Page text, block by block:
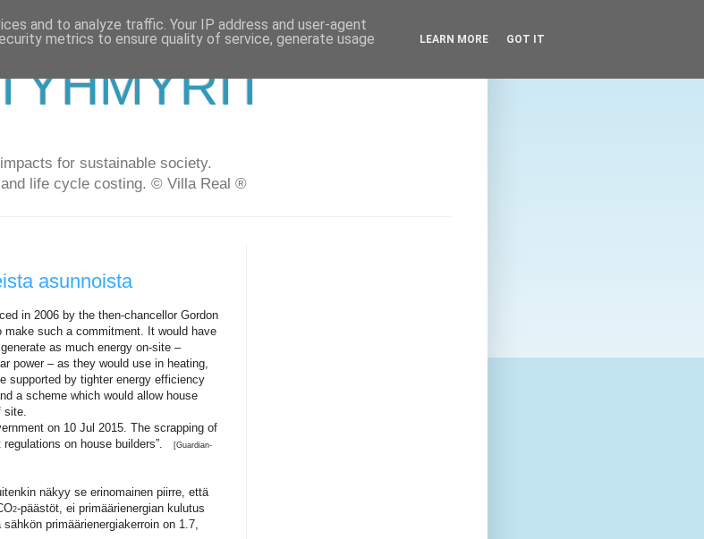
for sustainable society.
life cycle costing. © Villa Real ®
asunnoista
in 2006 by the then-chancellor Gordon
make such a commitment. It would have
as much energy on-site –
power – as they would use in heating,
supported by tighter energy efficiency
a scheme which would allow house
site.
on 10 Jul 2015. The scrapping of
on house builders”.
[Guardian-
näkyy se erinomainen piirre, että
2-päästöt, ei primäärienergian kulutus
primäärienergiakerroin on 1.7,
and to analyze traffic. Your IP address and user-agent
metrics to ensure quality of service, generate usage
LEARN MORE GOT IT